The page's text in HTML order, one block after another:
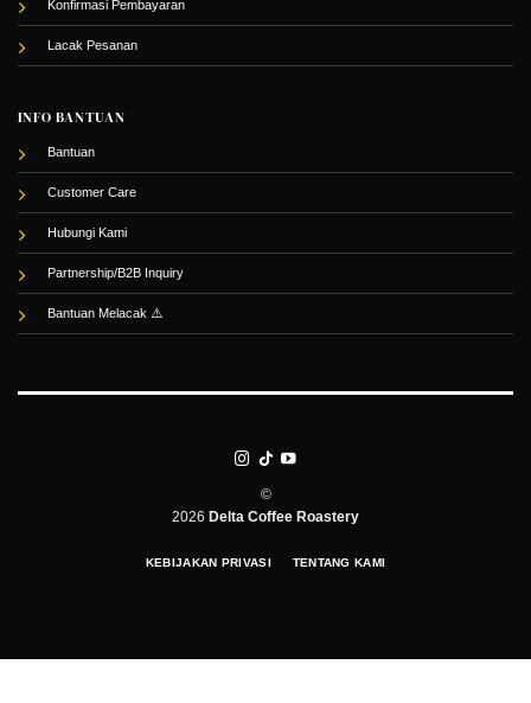
Konfirmasi Pembayaran
Lacak Pesanan
INFO BANTUAN
Bantuan
Customer Care
Hubungi Kami
Partnership/B2B Inquiry
Bantuan Melacak
©
2026 Delta Coffee Roastery
KEBIJAKAN PRIVASI TENTANG KAMI